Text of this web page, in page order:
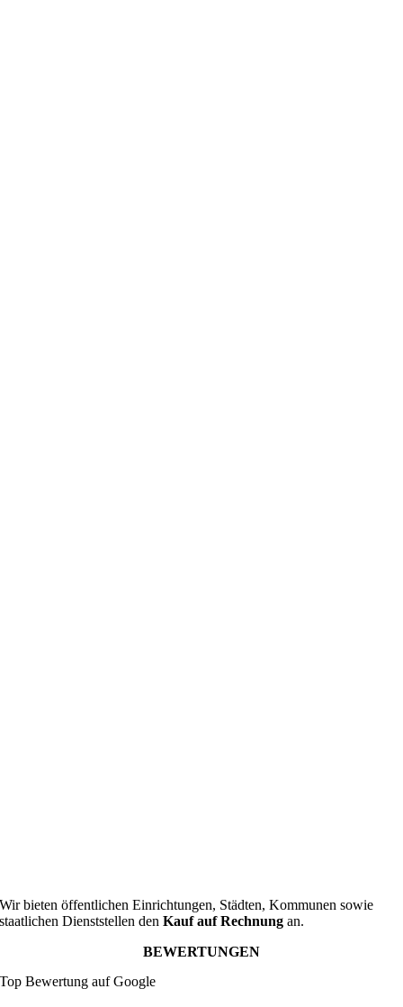
Wir bieten öffentlichen Einrichtungen, Städten, Kommunen sowie
staatlichen Dienststellen denKauf auf Rechnung an.
BEWERTUNGEN
Top Bewertung auf Google